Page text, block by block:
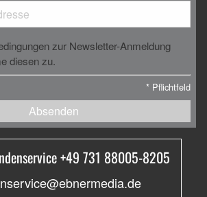
zur Newsletter-Anmeldung
diesen zu.
* Pflichtfeld
Absenden
+49 731 88005-8205